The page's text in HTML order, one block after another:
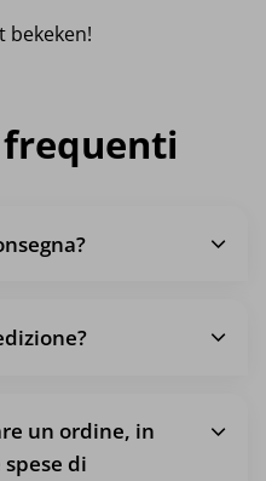
bekeken!
un ordine, in
di